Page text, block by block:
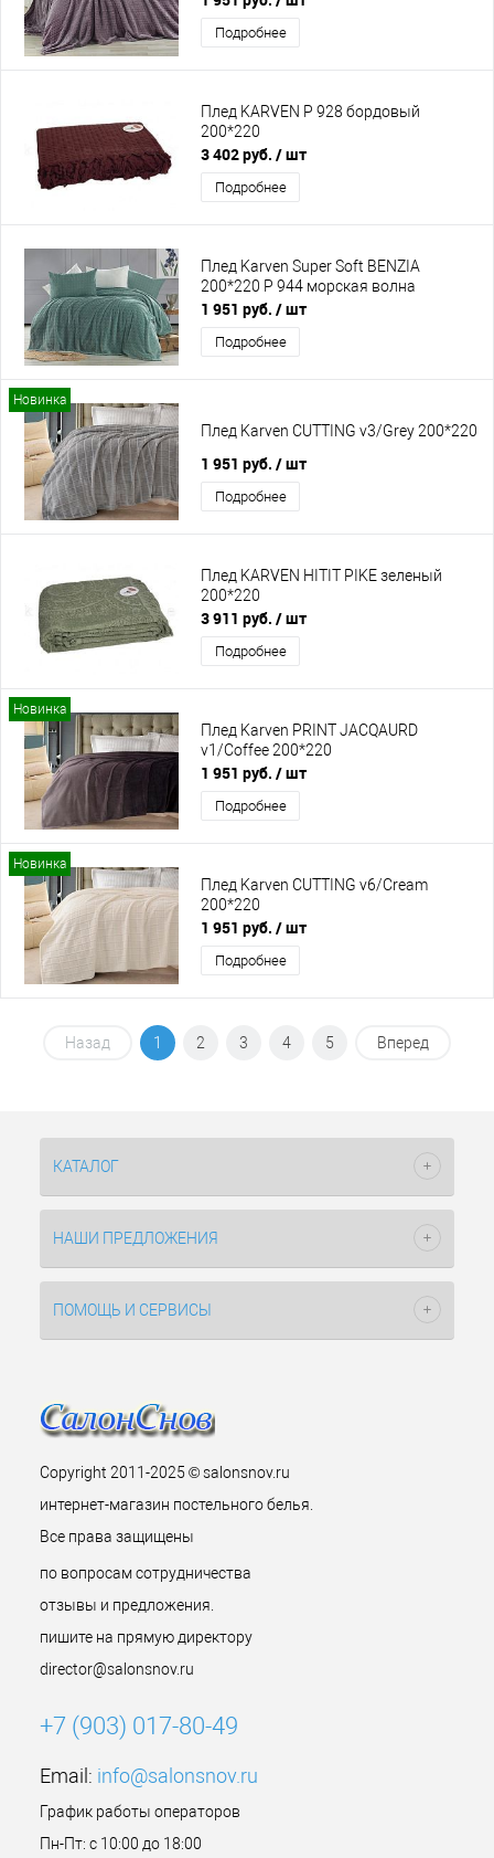
Подробнее
Плед KARVEN P 928 бордовый
200*220
3 402 руб. / шт
Подробнее
Плед Karven Super Soft BENZIA
200*220 P 944 морская волна
1 951 руб. / шт
Подробнее
Новинка
Плед Karven CUTTING v3/Grey 200*220
1 951 руб. / шт
Подробнее
Плед KARVEN HITIT PIKE зеленый
200*220
3 911 руб. / шт
Подробнее
Новинка
Плед Karven PRINT JACQAURD
v1/Coffee 200*220
1 951 руб. / шт
Подробнее
Новинка
Плед Karven CUTTING v6/Cream
200*220
1 951 руб. / шт
Подробнее
Назад 1 2 3 4 5 Вперед
КАТАЛОГ
НАШИ ПРЕДЛОЖЕНИЯ
ПОМОЩЬ И СЕРВИСЫ
Copyright 2011-2025 © salonsnov.ru
интернет-магазин постельного белья.
Все права защищены
по вопросам сотрудничества
отзывы и предложения.
пишите на прямую директору
director@salonsnov.ru
+7 (903) 017-80-49
Email: info@salonsnov.ru
График работы операторов
Пн-Пт: с 10:00 до 18:00